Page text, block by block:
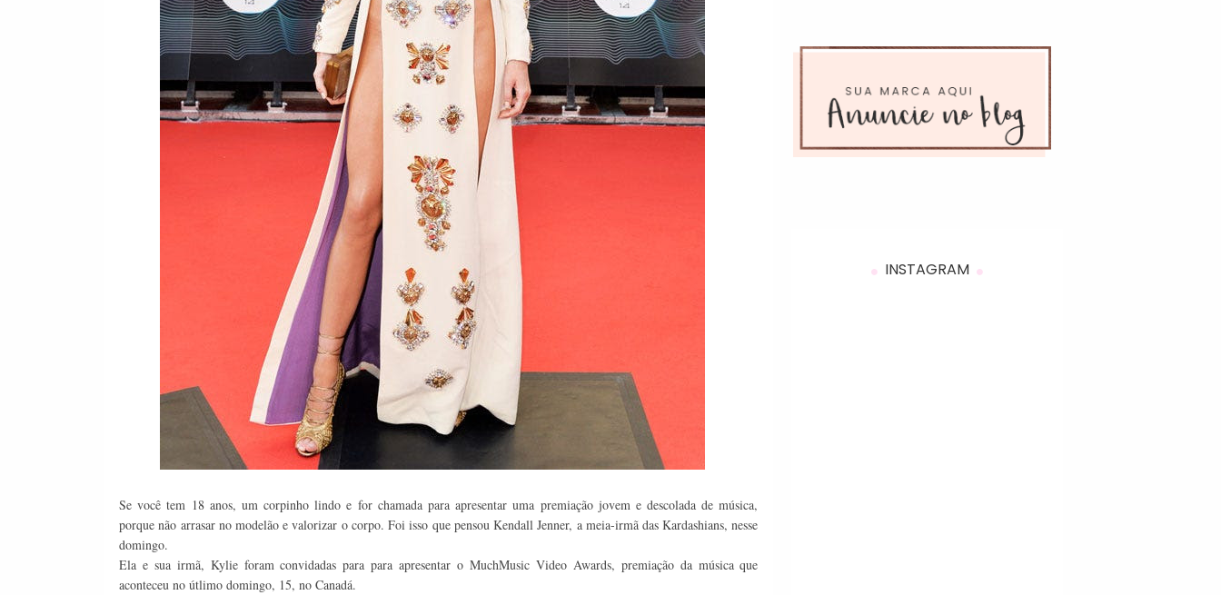
Se você tem 18 anos, um corpinho lindo e for chamada para apresentar uma premiação jovem e descolada de música,
porque não arrasar no modelão e valorizar o corpo. Foi isso que pensou Kendall Jenner, a meia-irmã das Kardashians, nesse
domingo.
Ela e sua irmã, Kylie foram convidadas para para apresentar o MuchMusic Video Awards, premiação da música que
aconteceu no útlimo domingo, 15, no Canadá.
INSTAGRAM